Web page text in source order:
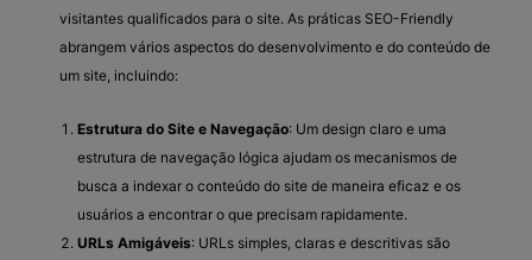
visitantes qualificados para o site. As práticas SEO-Friendly
abrangem vários aspectos do desenvolvimento e do conteúdo de
um site, incluindo:
Estrutura do Site e Navegação: Um design claro e uma
estrutura de navegação lógica ajudam os mecanismos de
busca a indexar o conteúdo do site de maneira eficaz e os
usuários a encontrar o que precisam rapidamente.
URLs Amigáveis: URLs simples, claras e descritivas são